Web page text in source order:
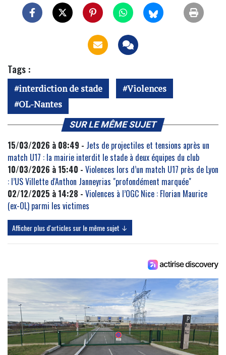
Tags :
interdiction de stade
Violences
OL-Nantes
SUR LE MÊME SUJET
15/03/2026 à 08:49 - Jets de projectiles et tensions après un
match U17 : la mairie interdit le stade à deux équipes du club
10/03/2026 à 15:40 - Violences lors d’un match U17 près de Lyon
: l’US Villette d'Anthon Janneyrias "profondément marquée"
02/12/2025 à 14:28 - Violences à l’OGC Nice : Florian Maurice
(ex-OL) parmi les victimes
Afficher plus d'articles sur le même sujet ↓